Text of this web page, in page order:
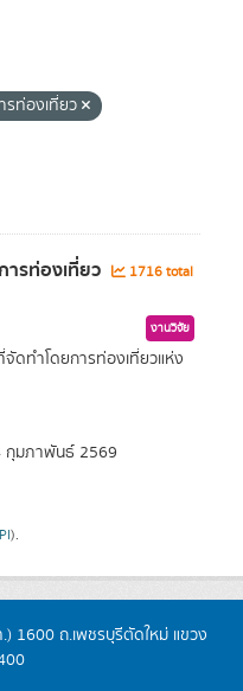
ท่องเที่ยว
รท่องเที่ยว
1716 total
งานวิจัย
ดทำโดยการท่องเที่ยวแห่ง
มภาพันธ์ 2569
).
1600 ถ.เพชรบุรีตัดใหม่ แขวง